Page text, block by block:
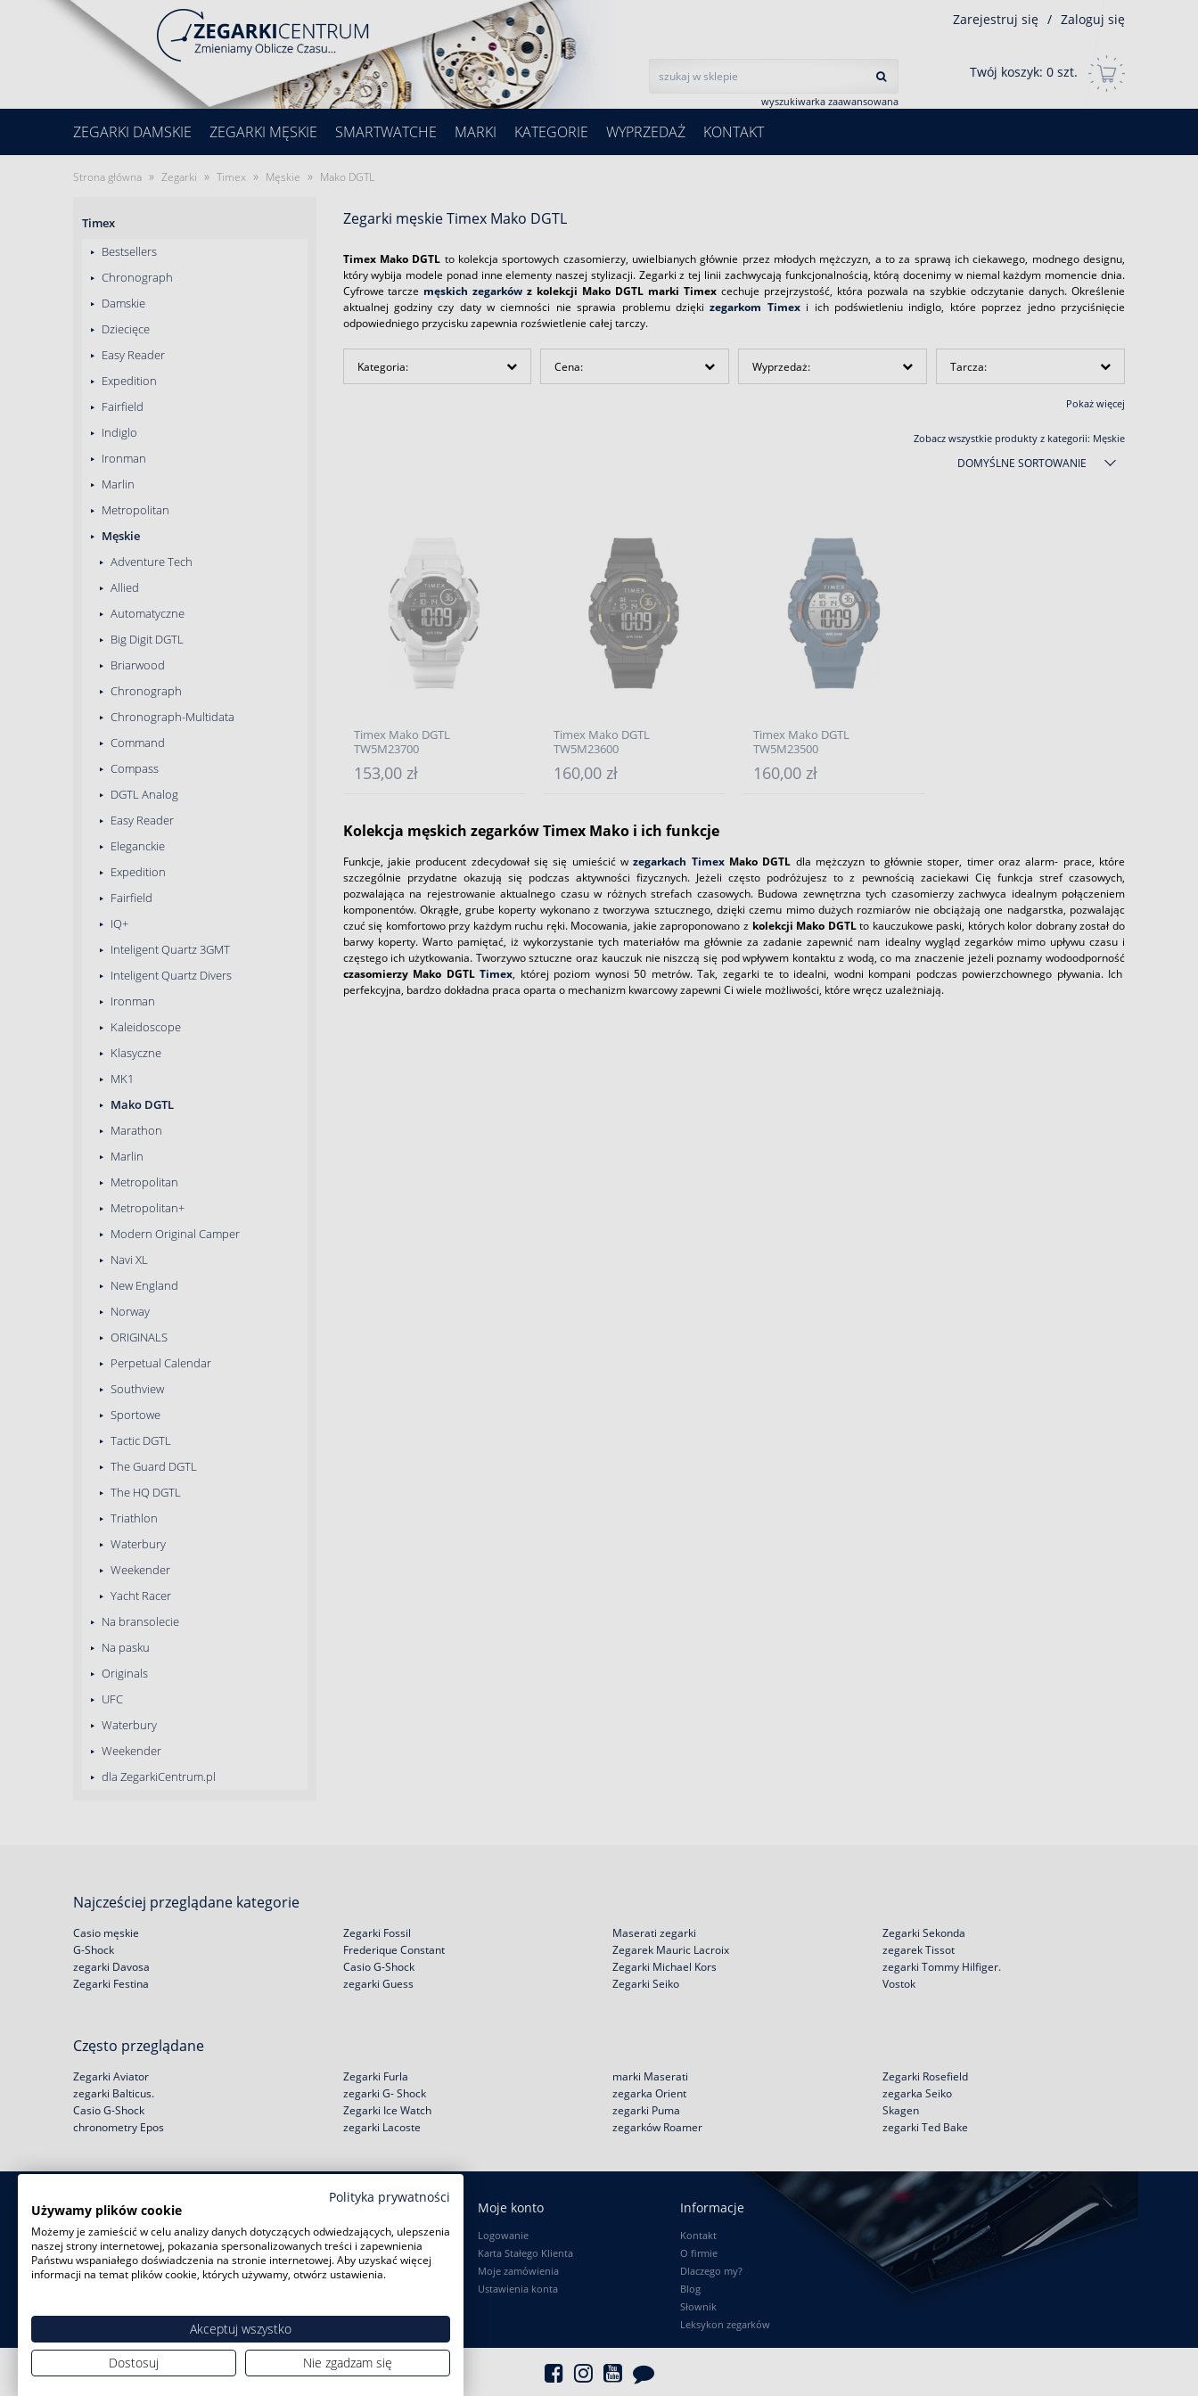
wyszukiwarka zaawansowana
Zarejestruj się / Zaloguj się
Twój koszyk: 0 szt.
ZEGARKI DAMSKIE ZEGARKI MĘSKIE SMARTWATCHE MARKI KATEGORIE WYPRZEDAŻ KONTAKT
Strona główna » Zegarki » Timex » Męskie » Mako DGTL
Timex
Bestsellers
Chronograph
Damskie
Dziecięce
Easy Reader
Expedition
Fairfield
Indiglo
Ironman
Marlin
Metropolitan
Męskie
Adventure Tech
Allied
Automatyczne
Big Digit DGTL
Briarwood
Chronograph
Chronograph-Multidata
Command
Compass
DGTL Analog
Easy Reader
Eleganckie
Expedition
Fairfield
IQ+
Inteligent Quartz 3GMT
Inteligent Quartz Divers
Ironman
Kaleidoscope
Klasyczne
MK1
Mako DGTL
Marathon
Marlin
Metropolitan
Metropolitan+
Modern Original Camper
Navi XL
New England
Norway
ORIGINALS
Perpetual Calendar
Southview
Sportowe
Tactic DGTL
The Guard DGTL
The HQ DGTL
Triathlon
Waterbury
Weekender
Yacht Racer
Na bransolecie
Na pasku
Originals
UFC
Waterbury
Weekender
dla ZegarkiCentrum.pl
Zegarki męskie Timex Mako DGTL
Timex Mako DGTL to kolekcja sportowych czasomierzy, uwielbianych głównie przez młodych mężczyzn, a to za sprawą ich ciekawego, modnego designu,
który wybija modele ponad inne elementy naszej stylizacji. Zegarki z tej linii zachwycają funkcjonalnością, którą docenimy w niemal każdym momencie dnia.
Cyfrowe tarcze męskich zegarków z kolekcji Mako DGTL marki Timex cechuje przejrzystość, która pozwala na szybkie odczytanie danych. Określenie
aktualnej godziny czy daty w ciemności nie sprawia problemu dzięki zegarkom Timexi ich podświetleniu indiglo, które poprzez jedno przyciśnięcie
odpowiedniego przycisku zapewnia rozświetlenie całej tarczy.
Kategoria: Cena: Wyprzedaż: Tarcza:
Pokaż więcej
Zobacz wszystkie produkty z kategorii: Męskie
DOMYŚLNE SORTOWANIE
Timex Mako DGTL
TW5M23700
153,00 zł
Timex Mako DGTL
TW5M23600
160,00 zł
Timex Mako DGTL
TW5M23500
160,00 zł
Kolekcja męskich zegarków Timex Mako i ich funkcje
Funkcje, jakie producent zdecydował się się umieścić wzegarkach TimexMako DGTL dla mężczyzn to głównie stoper, timer oraz alarm- prace, które
szczególnie przydatne okazują się podczas aktywności fizycznych. Jeżeli często podróżujesz to z pewnością zaciekawi Cię funkcja stref czasowych,
pozwalająca na rejestrowanie aktualnego czasu w różnych strefach czasowych. Budowa zewnętrzna tych czasomierzy zachwyca idealnym połączeniem
komponentów. Okrągłe, grube koperty wykonano z tworzywa sztucznego, dzięki czemu mimo dużych rozmiarów nie obciążają one nadgarstka, pozwalając
czuć się komfortowo przy każdym ruchu ręki. Mocowania, jakie zaproponowano z kolekcji Mako DGTLto kauczukowe paski, których kolor dobrany został do
barwy koperty. Warto pamiętać, iż wykorzystanie tych materiałów ma głównie za zadanie zapewnić nam idealny wygląd zegarków mimo upływu czasu i
częstego ich użytkowania. Tworzywo sztuczne oraz kauczuk nie niszczą się pod wpływem kontaktu z wodą, co ma znaczenie jeżeli poznamy wodoodporność
czasomierzy Mako DGTLTimex, której poziom wynosi 50 metrów. Tak, zegarki te to idealni, wodni kompani podczas powierzchownego pływania. Ich
perfekcyjna, bardzo dokładna praca oparta o mechanizm kwarcowy zapewni Ci wiele możliwości, które wręcz uzależniają.
Najcześciej przeglądane kategorie
Casio męskie
G-Shock
zegarki Davosa
Zegarki Festina
Zegarki Fossil
Frederique Constant
Casio G-Shock
zegarki Guess
Maserati zegarki
Zegarek Mauric Lacroix
Zegarki Michael Kors
Zegarki Seiko
Zegarki Sekonda
zegarek Tissot
zegarki Tommy Hilfiger.
Vostok
Często przeglądane
Zegarki Aviator
zegarki Balticus.
Casio G-Shock
chronometry Epos
Zegarki Furla
zegarki G- Shock
Zegarki Ice Watch
zegarki Lacoste
marki Maserati
zegarka Orient
zegarki Puma
zegarków Roamer
Zegarki Rosefield
zegarka Seiko
Skagen
zegarki Ted Bake
Zakupy
Zwroty i wymiany
Negocjacja ceny
Rabat na start!
Reklamacje
Regulamin
Jak kupić na raty?
Zużyty sprzęt
Moje konto
Logowanie
Karta Stałego Klienta
Moje zamówienia
Ustawienia konta
Informacje
Kontakt
O firmie
Dlaczego my?
Blog
Słownik
Leksykon zegarków
Polityka prywatności
Używamy plików cookie
Możemy je zamieścić w celu analizy danych dotyczących odwiedzających, ulepszenia
naszej strony internetowej, pokazania spersonalizowanych treści i zapewnienia
Państwu wspaniałego doświadczenia na stronie internetowej. Aby uzyskać więcej
informacji na temat plików cookie, których używamy, otwórz ustawienia.
Akceptuj wszystko
Dostosuj
Nie zgadzam się